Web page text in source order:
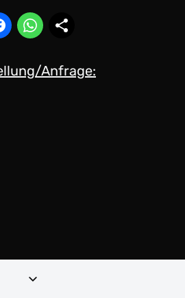
Anfrage: